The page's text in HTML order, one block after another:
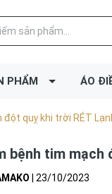
PHẨM ÁO
quỵ khi trời RÉT
bệnh tim mạch
23/10/2023